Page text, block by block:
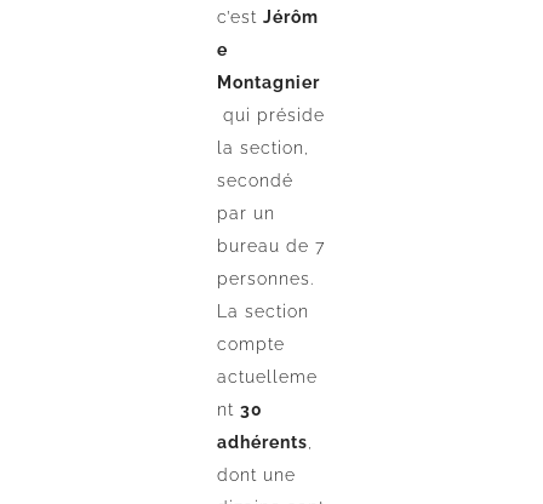
c’est Jérôm
e
Montagnier
qui préside
la section,
secondé
par un
bureau de 7
personnes.
La section
compte
actuelleme
nt 30
adhérents
dont une